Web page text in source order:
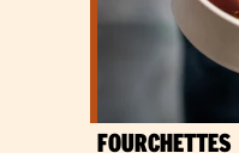
FOURCHETTES